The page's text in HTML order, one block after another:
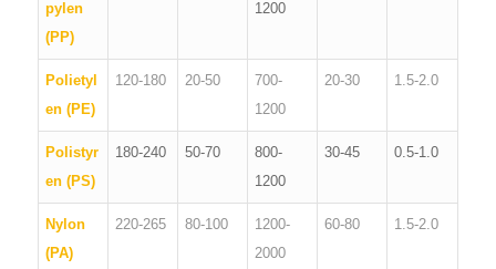
pylen
(PP)
1200
Polietyl
en (PE)
120-180 20-50
700-
1200
20-30 1.5-2.0
Polistyr
en (PS)
180-240 50-70
800-
1200
30-45 0.5-1.0
Nylon
(PA)
220-265 80-100
1200-
2000
60-80 1.5-2.0
EL
SV
HU
ES_MX